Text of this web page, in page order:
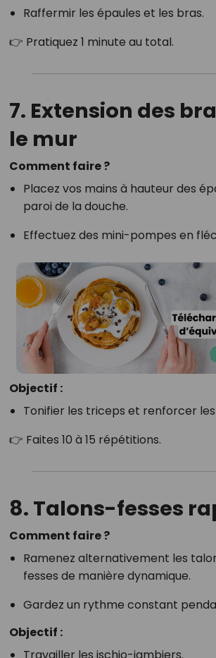
Raffermir les épaules et les bras.
👉 Pratiquez 1 minute au total.
7. Extension des
le mur
Comment faire ?
Placez vos mains à hauteur des
paroi de la douche.
Effectuez des mini-pompes en
Objectif :
Tonifier les triceps et renforcer
👉 Faites 10 à 15 répétitions.
8. Talons-fesses
Comment faire ?
Ramenez alternativement les
fesses de manière dynamique.
Gardez un rythme constant
Objectif :
Travailler les ischio-jambiers.